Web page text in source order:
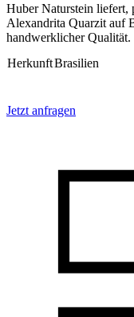
Huber Naturstein liefert,
Alexandrita Quarzit auf
handwerklicher Qualität.
HerkunftBrasilien
Jetzt anfragen